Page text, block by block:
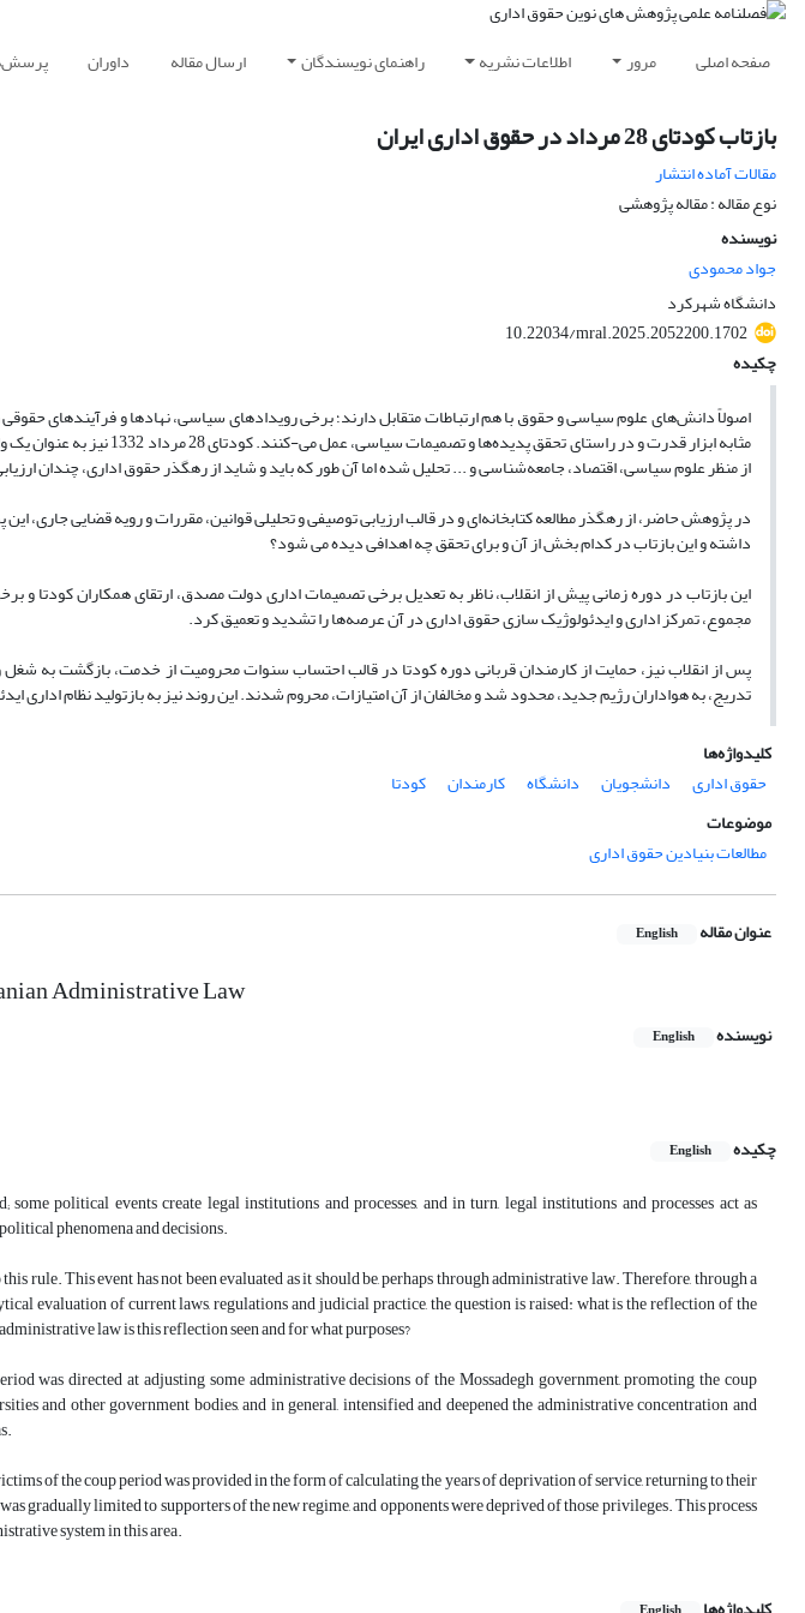
صفحه اصلی مرور اطلاعات نشریه راهنمای نویسندگان ارسال مقاله داوران
بازتاب کودتای 28 مرداد در حقوق اداری ایران
مقالات آماده انتشار
نوع مقاله : مقاله پژوهشی
نویسنده
جواد محمودی
دانشگاه شهرکرد
10.22034/mral.2025.2052200.1702
چکیده
اصولاً دانش‌های علوم سیاسی و حقوق با هم ارتباطات متقابل دارند؛ برخی رویدادهای سیاسی، نهادها و فرآیندهای
مثابه ابزار قدرت و در راستای تحقق
از منظر علوم سیاسی، اقتصاد، جامعه‌شناسی و ... تحلیل شده اما آن طور که باید و شاید از رهگذر حقوق اداری، چندان
در پژوهش حاضر، از رهگذر مطالعه کتابخانه‌ای و در قالب ارزیابی توصیفی و تحلیلی قوانین، مقررات و رویه قضایی جاری،
داشته و این بازتاب در کدام بخش‌ از آن و برای تحقق چه اهدافی دیده می شود؟
این بازتاب در دوره زمانی پیش از انقلاب، ناظر به تعدیل برخی تصمیمات اداری دولت مصدق، ارتقای همکاران کودتا و
مجموع، تمرکز اداری و ایدئولوژیک سازی حقوق اداری در آن عرصه‌ها را تشدید و تعمیق کرد.
پس از انقلاب نیز، حمایت از کارمندان قربانی دوره کودتا در قالب احتساب سنوات محرومیت از خدمت، بازگشت به
تدریج، به هواداران رژیم جدید، محدود شد و مخالفان از آن امتیازات، محروم شدند. این روند نیز به بازتولید نظام اداری
کلیدواژه‌ها
حقوق اداری
دانشجویان دانشگاه کارمندان
کودتا
موضوعات
مطالعات بنیادین حقوق اداری
عنوان مقاله English
Administrative Law
نویسنده English
چکیده
English
political events create legal institutions and processes, and in turn, legal institutions and processes act as
phenomena and decisions.
rule. This event has not been evaluated as it should be, perhaps through administrative law. Therefore, through a
evaluation of current laws, regulations and judicial practice, the question is raised: what is the reflection of the
law is this reflection seen and for what purposes?
was directed at adjusting some administrative decisions of the Mossadegh government, promoting the coup
and other government bodies, and in general, intensified and deepened the administrative concentration and
of the coup period was provided in the form of calculating the years of deprivation of service, returning to their
gradually limited to supporters of the new regime, and opponents were deprived of those privileges. This process
system in this area.